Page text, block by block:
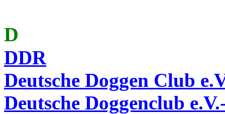
D
DDR
Deutsche Doggen Club
Deutsche Doggenclub